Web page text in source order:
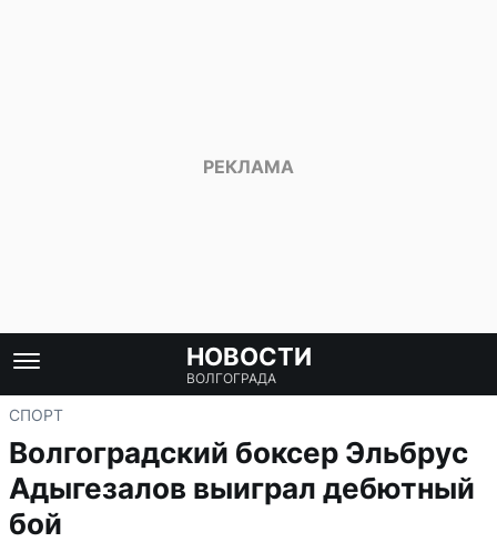
НОВОСТИ
ВОЛГОГРАДА
СПОРТ
Волгоградский боксер Эльбрус
Адыгезалов выиграл дебютный
бой